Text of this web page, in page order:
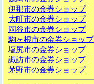
伊那市の金券ショップ
大町市の金券ショップ
岡谷市の金券ショップ
駒ヶ根市の金券ショップ
塩尻市の金券ショップ
諏訪市の金券ショップ
茅野市の金券ショップ